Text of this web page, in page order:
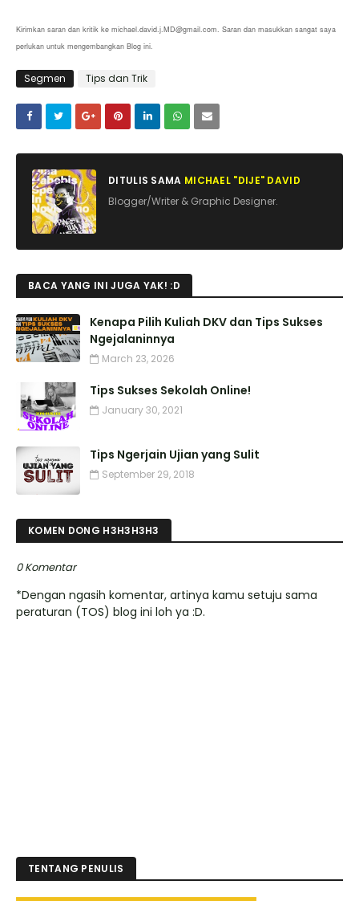
Kirimkan saran dan kritik ke michael.david.j.MD@gmail.com. Saran dan masukkan sangat saya
perlukan untuk mengembangkan Blog ini.
Segmen Tips dan Trik
DITULIS SAMA MICHAEL "DIJE" DAVID
Blogger/Writer & Graphic Designer.
BACA YANG INI JUGA YAK! :D
Kenapa Pilih Kuliah DKV dan Tips Sukses
Ngejalaninnya
March 23, 2026
Tips Sukses Sekolah Online!
January 30, 2021
Tips Ngerjain Ujian yang Sulit
September 29, 2018
KOMEN DONG H3H3H3H3
0 Komentar
*Dengan ngasih komentar, artinya kamu setuju sama
peraturan (TOS) blog ini loh ya :D.
TENTANG PENULIS